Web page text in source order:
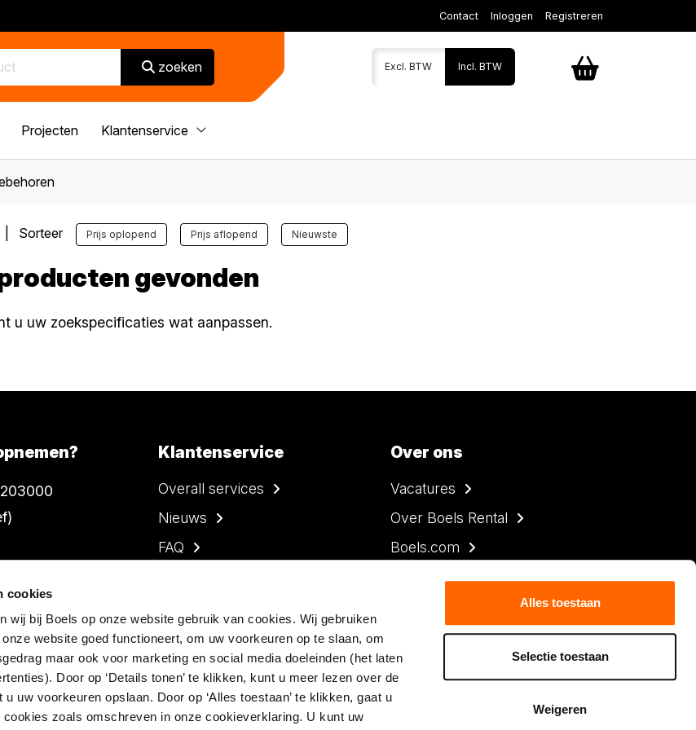
cookies
wij bij Boels op onze website gebruik van cookies. Wij gebruiken
website goed functioneert, om uw voorkeuren op te slaan, om
maar ook voor marketing en social media doeleinden (het laten
Door op ‘Details tonen’ te klikken, kunt u meer lezen over de
uw voorkeuren opslaan. Door op ‘Alles toestaan’ te klikken, gaat u
zoals omschreven in onze cookieverklaring. U kunt uw
Alles toestaan
Selectie toestaan
Weigeren
Contact Inloggen Registreren
zoeken
Projecten Klantenservice
Excl. BTW Incl. BTW
| Sorteer Prijs oplopend Prijs aflopend Nieuwste
gevonden
u uw zoekspecificaties wat aanpassen.
Klantenservice
Overall services
Nieuws
FAQ
Over ons
Vacatures
Over Boels Rental
Boels.com
Volg Boels Rental
by
Disclaimer Privacyverklaring Sitemap